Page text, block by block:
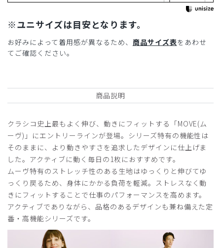
※ユニサイズは目安となります。
お好みによって着用感が異なるため、 商品サイズ表をあわせ
てご確認ください。
商品説明
クラシコ史上最もよく伸び、動きにフィットする「MOVE(ム
ーヴ)」にエントリーラインが登場。シリーズ特有の機能性は
そのままに、より動きやすさを追求したデザインに仕上げま
した。アクティブに動く毎日の1枚におすすめです。
ムーヴ特有のストレッチ性のある生地はゆっくりと伸びてゆ
っくり戻るため、身体にかかる負荷を軽減。ストレスなく動
きにフィットすることで仕事のパフォーマンスを高めます。
アクティブでありながら、品格のあるデザインも兼ね備えた定
番・高機能シリーズです。